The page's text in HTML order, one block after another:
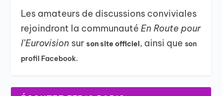
Les amateurs de discussions conviviales
rejoindront la communautéEn Route pour
l’Eurovision surson site officiel, ainsi queson
profil Facebook.